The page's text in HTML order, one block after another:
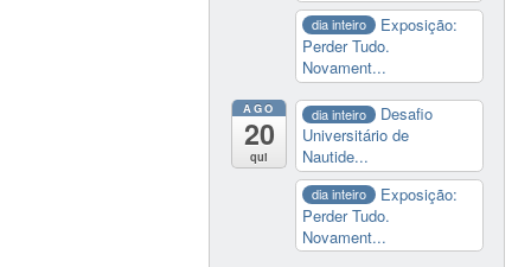
dia inteiro
Exposição:
Perder Tudo.
Novament...
AGO
20
qui
dia inteiro
Desafio
Universitário de
Nautide...
dia inteiro
Exposição:
Perder Tudo.
Novament...